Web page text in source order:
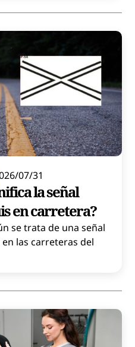
07/31
la señal
en carretera?
se trata de una señal
las carreteras del